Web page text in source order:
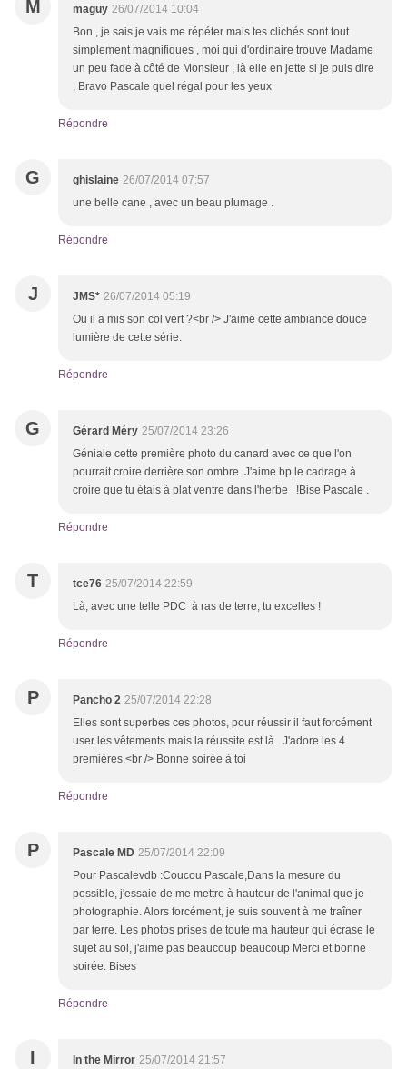
M maguy 26/07/2014 10:04
Bon , je sais je vais me répéter mais tes clichés sont tout
simplement magnifiques , moi qui d'ordinaire trouve Madame
un peu fade à côté de Monsieur , là elle en jette si je puis dire
, Bravo Pascale quel régal pour les yeux
Répondre
G ghislaine 26/07/2014 07:57
une belle cane , avec un beau plumage .
Répondre
J JMS* 26/07/2014 05:19
Ou il a mis son col vert ?<br /> J'aime cette ambiance douce
lumière de cette série.
Répondre
G Gérard Méry 25/07/2014 23:26
Géniale cette première photo du canard avec ce que l'on
pourrait croire derrière son ombre. J'aime bp le cadrage à
croire que tu étais à plat ventre dans l'herbe !Bise Pascale .
Répondre
T tce76 25/07/2014 22:59
Là, avec une telle PDC à ras de terre, tu excelles !
Répondre
P Pancho 2 25/07/2014 22:28
Elles sont superbes ces photos, pour réussir il faut forcément
user les vêtements mais la réussite est là. J'adore les 4
premières.<br /> Bonne soirée à toi
Répondre
P Pascale MD 25/07/2014 22:09
Pour Pascalevdb :Coucou Pascale,Dans la mesure du
possible, j'essaie de me mettre à hauteur de l'animal que je
photographie. Alors forcément, je suis souvent à me traîner
par terre. Les photos prises de toute ma hauteur qui écrase le
sujet au sol, j'aime pas beaucoup beaucoup Merci et bonne
soirée. Bises
Répondre
I In the Mirror 25/07/2014 21:57